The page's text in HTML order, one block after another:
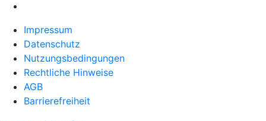
Impressum
Datenschutz
Nutzungsbedingungen
Rechtliche Hinweise
AGB
Barrierefreiheit